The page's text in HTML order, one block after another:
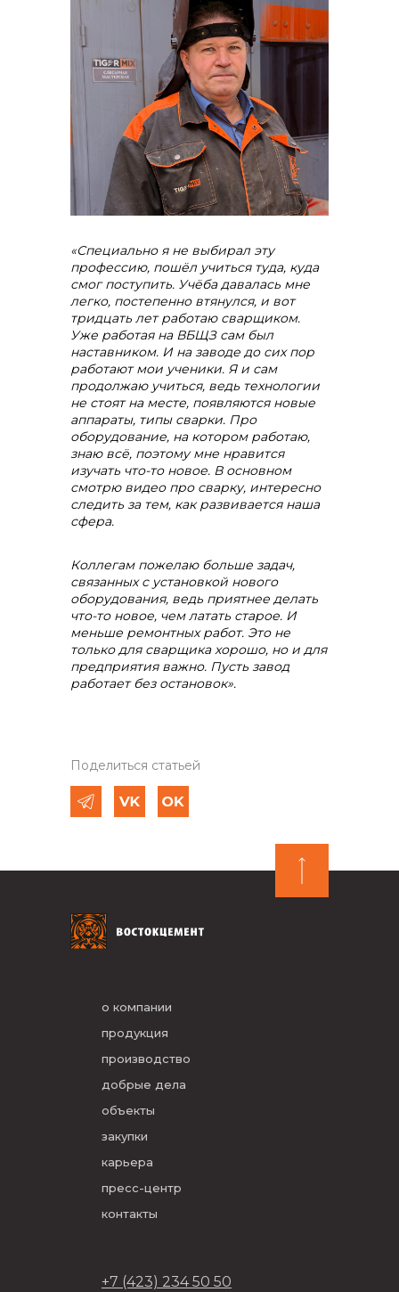
«Специально я не выбирал эту
профессию, пошёл учиться туда, куда
смог поступить. Учёба давалась мне
легко, постепенно втянулся, и вот
тридцать лет работаю сварщиком.
Уже работая на ВБЩЗ сам был
наставником. И на заводе до сих пор
работают мои ученики. Я и сам
продолжаю учиться, ведь технологии
не стоят на месте, появляются новые
аппараты, типы сварки. Про
оборудование, на котором работаю,
знаю всё, поэтому мне нравится
изучать что-то новое. В основном
смотрю видео про сварку, интересно
следить за тем, как развивается наша
сфера.
Коллегам пожелаю больше задач,
связанных с установкой нового
оборудования, ведь приятнее делать
что-то новое, чем латать старое. И
меньше ремонтных работ. Это не
только для сварщика хорошо, но и для
предприятия важно. Пусть завод
работает без остановок».
Поделиться статьей
о компании
продукция
производство
добрые дела
объекты
закупки
карьера
пресс-центр
контакты
+7 (423) 234 50 50